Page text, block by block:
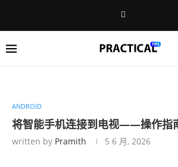
ANDROID
将智能手机连接到电视——操作指
written by Pramith 5 6 月, 2026